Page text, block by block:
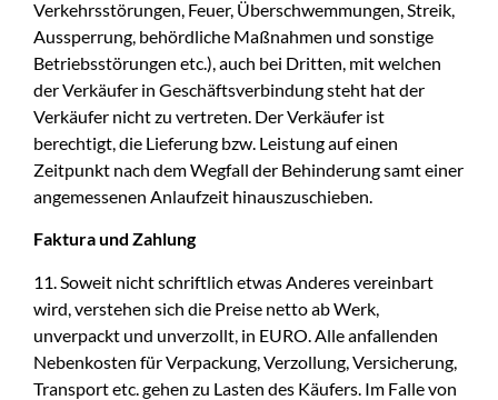
Verkehrsstörungen, Feuer, Überschwemmungen, Streik,
Aussperrung, behördliche Maßnahmen und sonstige
Betriebsstörungen etc.), auch bei Dritten, mit welchen
der Verkäufer in Geschäftsverbindung steht hat der
Verkäufer nicht zu vertreten. Der Verkäufer ist
berechtigt, die Lieferung bzw. Leistung auf einen
Zeitpunkt nach dem Wegfall der Behinderung samt einer
angemessenen Anlaufzeit hinauszuschieben.
Faktura und Zahlung
11. Soweit nicht schriftlich etwas Anderes vereinbart
wird, verstehen sich die Preise netto ab Werk,
unverpackt und unverzollt, in EURO. Alle anfallenden
Nebenkosten für Verpackung, Verzollung, Versicherung,
Transport etc. gehen zu Lasten des Käufers. Im Falle von